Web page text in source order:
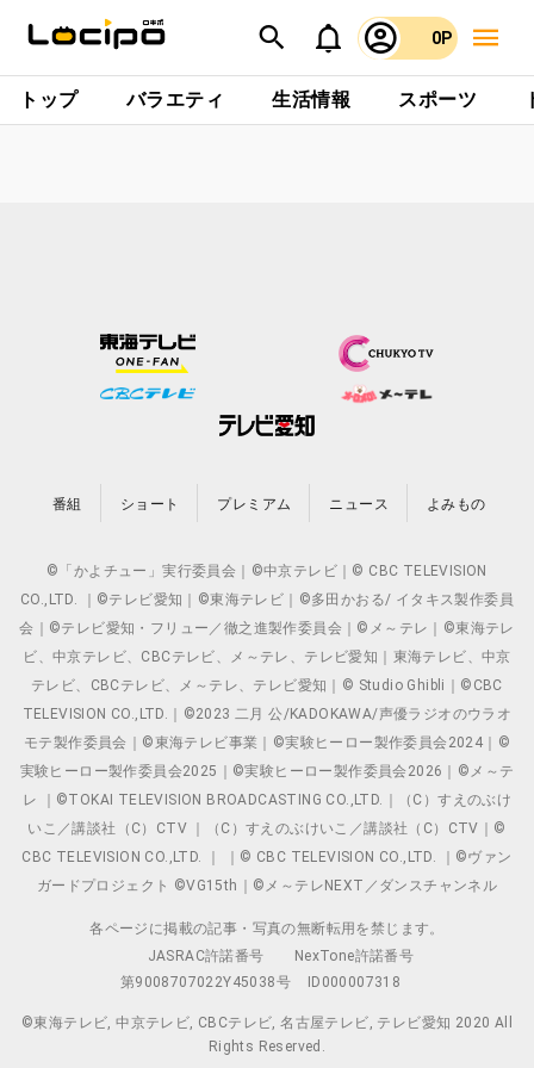
0P
トップ バラエティ 生活情報 スポーツ
番組 ショート プレミアム ニュース よみもの
©「かよチュー」実行委員会｜©中京テレビ｜© CBC TELEVISION
CO.,LTD. ｜©テレビ愛知｜©東海テレビ｜©多田かおる/ イタキス製作委員
会｜©テレビ愛知・フリュー／徹之進製作委員会｜©メ～テレ｜©東海テレ
ビ、中京テレビ、CBCテレビ、メ～テレ、テレビ愛知｜東海テレビ、中京
テレビ、CBCテレビ、メ～テレ、テレビ愛知｜© Studio Ghibli｜©CBC
TELEVISION CO.,LTD.｜©2023 二月 公/KADOKAWA/声優ラジオのウラオ
モテ製作委員会｜©東海テレビ事業｜©実験ヒーロー製作委員会2024｜©
実験ヒーロー製作委員会2025｜©実験ヒーロー製作委員会2026｜©メ～テ
レ ｜©TOKAI TELEVISION BROADCASTING CO.,LTD.｜（C）すえのぶけ
いこ／講談社（C）CTV ｜（C）すえのぶけいこ／講談社（C）CTV｜©
CBC TELEVISION CO.,LTD. ｜ ｜© CBC TELEVISION CO.,LTD. ｜©ヴァン
ガードプロジェクト ©VG15th｜©メ～テレNEXT／ダンスチャンネル
各ページに掲載の記事・写真の無断転用を禁じます。
JASRAC許諾番号
NexTone許諾番号
第9008707022Y45038号
ID000007318
©東海テレビ, 中京テレビ, CBCテレビ, 名古屋テレビ, テレビ愛知 2020 All
Rights Reserved.